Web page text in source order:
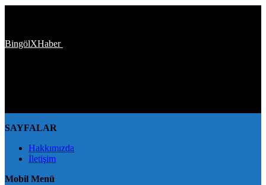
BingölXHaber
SAYFALAR
Hakkımızda
İletişim
Mobil Menü